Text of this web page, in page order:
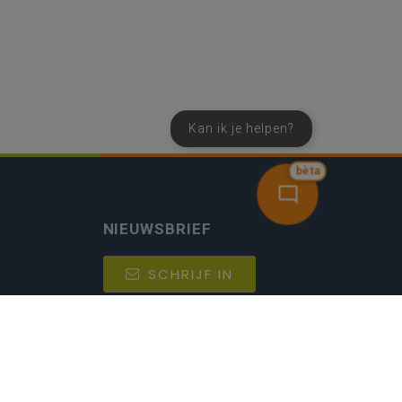
bèta
Kan ik je helpen?
NIEUWSBRIEF
SCHRIJF IN